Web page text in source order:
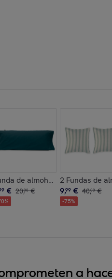
B multicolor - 65x65 cm
CASUAL - varias
de almohada 100%
€ 20,00 €
%
2 Fundas de
9,99 € 40,00 €
-75%
a